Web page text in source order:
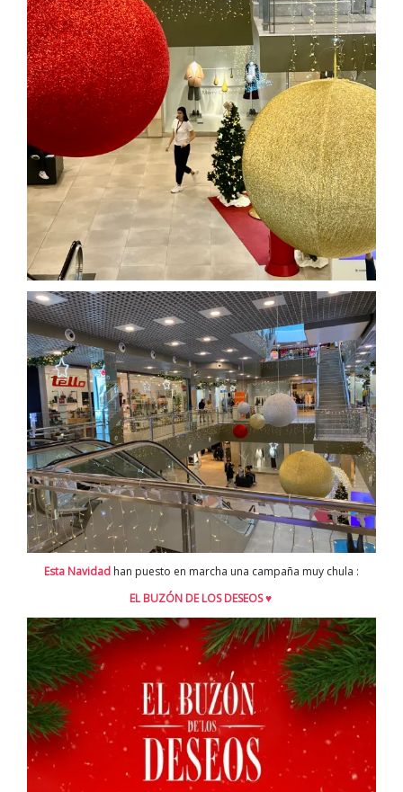
Esta Navidad han puesto en marcha una campaña muy chula :
EL BUZÓN DE LOS DESEOS ♥️